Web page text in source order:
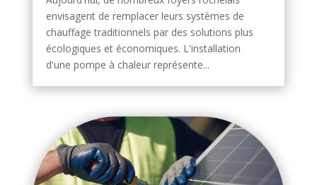
envisagent de remplacer leurs systèmes de
chauffage traditionnels par des solutions plus
écologiques et économiques. L'installation
d'une pompe à chaleur représente...